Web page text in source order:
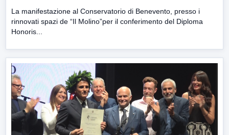
La manifestazione al Conservatorio di Benevento, presso i
rinnovati spazi de “Il Molino”per il conferimento del Diploma
Honoris...